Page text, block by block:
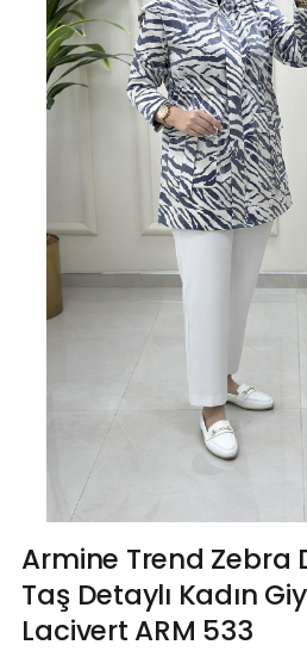
Armine Trend Zebra
Taş Detaylı Kadın
Lacivert ARM 533